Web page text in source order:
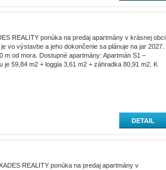
REALITY ponúka na predaj apartmány v krásnej obci
vo výstavbe a jeho dokončenie sa plánuje na jar 2027.
m od mora. Dostupné apartmány: Apartmán S1 –
59,84 m2 + loggia 3,61 m2 + záhradka 80,91 m2. K
DETAIL
REALITY ponúka na predaj apartmány v